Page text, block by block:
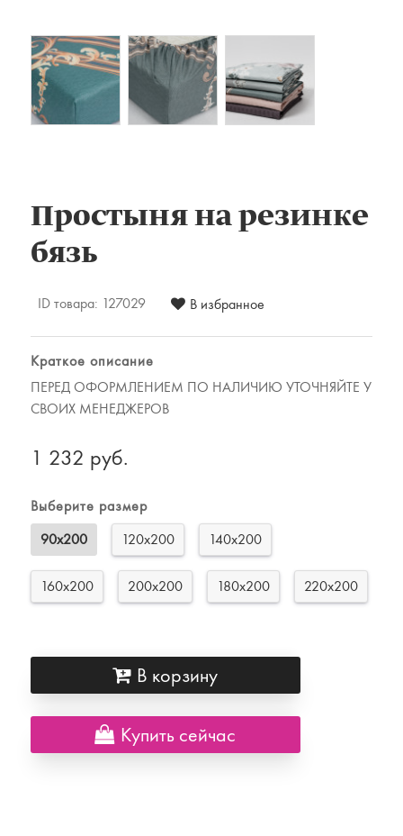
Комплекты постельного белья
Наматрацники
Халаты
Подушки и одеяла
Одеяла и подушки
Одежда
Для женщин
Предметы интерьера
Подарочные сертификаты
Простыня на резинке
бязь
ID товара: 127029 В избранное
Краткое описание
ПЕРЕД ОФОРМЛЕНИЕМ ПО НАЛИЧИЮ УТОЧНЯЙТЕ У
СВОИХ МЕНЕДЖЕРОВ
1 232 руб.
Выберите размер
90х200
120х200 140х200
160х200 200х200 180х200 220х200
В корзину
Купить сейчас